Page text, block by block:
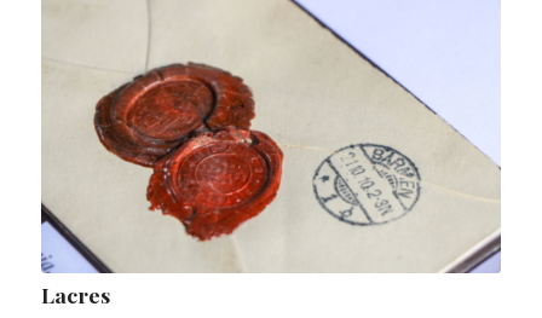
Lacres